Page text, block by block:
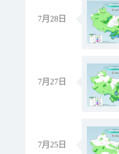
7月28日
7月27日
7月25日